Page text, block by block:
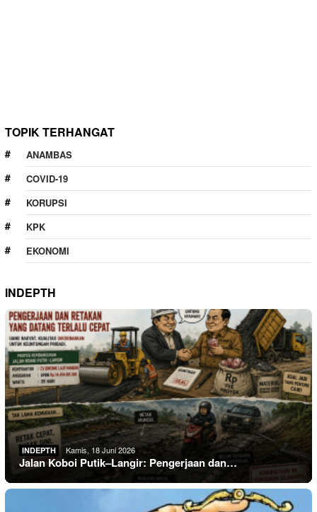
TOPIK TERHANGAT
ANAMBAS
COVID-19
KORUPSI
KPK
EKONOMI
INDEPTH
INDEPTH Kamis, 18 Juni 2026
Jalan Koboi Putik–Langir: Pengerjaan dan…